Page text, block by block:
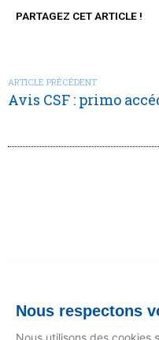
PARTAGEZ CET ARTICLE !
ARTICLE PRÉCÉDENT
Nous respectons
Nous utilisons des cookies